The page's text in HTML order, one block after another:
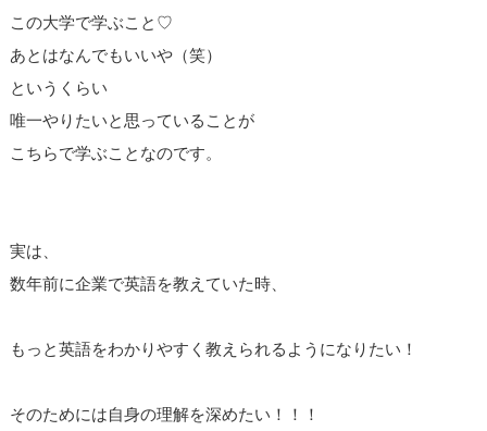
この大学で学ぶこと♡
あとはなんでもいいや（笑）
というくらい
唯一やりたいと思っていることが
こちらで学ぶことなのです。
実は、
数年前に企業で英語を教えていた時、
もっと英語をわかりやすく教えられるようになりたい！
そのためには自身の理解を深めたい！！！